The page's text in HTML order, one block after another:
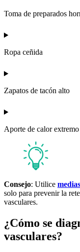
Toma de preparados
Ropa ceñida
Zapatos de tacón alto
Aporte de calor extremo
Consejo: Utilice
solo para prevenir la
vasculares.
¿Cómo se
vasculares?